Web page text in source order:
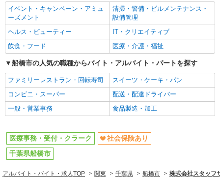
イベント・キャンペーン・アミュ
ーズメント
清掃・警備・ビルメンテナンス・
設備管理
ヘルス・ビューティー
IT・クリエイティブ
飲食・フード
医療・介護・福祉
船橋市の人気の職種からバイト・アルバイト・パートを探す
ファミリーレストラン・回転寿司
スイーツ・ケーキ・パン
コンビニ・スーパー
配送・配達ドライバー
一般・営業事務
食品製造・加工
医療事務・受付・クラーク
社会保険あり
千葉県船橋市
アルバイト・バイト・求人TOP 関東 千葉県 船橋市 株式会社スタッフ